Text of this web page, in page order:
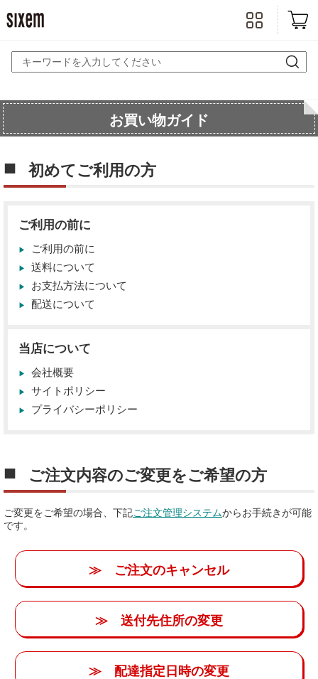
お買い物ガイド
初めてご利用の方
ご利用の前に
ご利用の前に
送料について
お支払方法について
配送について
当店について
会社概要
サイトポリシー
プライバシーポリシー
ご注文内容のご変更をご希望の方
ご変更をご希望の場合、下記ご注文管理システムからお手続きが可能
です。
≫ ご注文のキャンセル
≫ 送付先住所の変更
≫ 配達指定日時の変更